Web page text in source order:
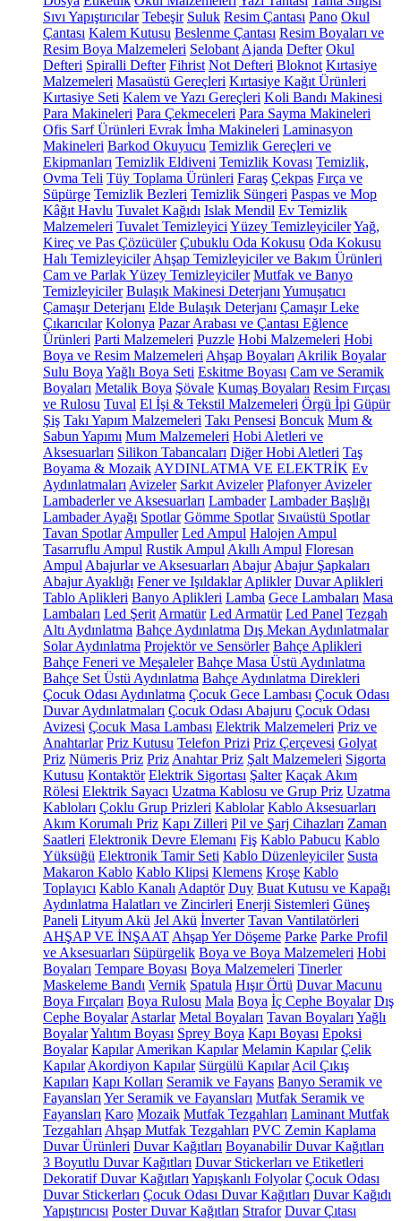
Sıvı Yapıştırıcılar Tebeşir Suluk Resim Çantası Pano Okul
Çantası Kalem Kutusu Beslenme Çantası Resim Boyaları ve
Resim Boya Malzemeleri Selobant Ajanda Defter Okul
Defteri Spiralli Defter Fihrist Not Defteri Bloknot Kırtasiye
Malzemeleri Masaüstü Gereçleri Kırtasiye Kağıt Ürünleri
Kırtasiye Seti Kalem ve Yazı Gereçleri Koli Bandı Makinesi
Para Makineleri Para Çekmeceleri Para Sayma Makineleri
Ofis Sarf Ürünleri Evrak İmha Makineleri Laminasyon
Makineleri Barkod Okuyucu Temizlik Gereçleri ve
Ekipmanları Temizlik Eldiveni Temizlik Kovası Temizlik,
Ovma Teli Tüy Toplama Ürünleri Faraş Çekpas Fırça ve
Süpürge Temizlik Bezleri Temizlik Süngeri Paspas ve Mop
Kâğıt Havlu Tuvalet Kağıdı Islak Mendil Ev Temizlik
Malzemeleri Tuvalet Temizleyici Yüzey TemizleyicilerYağ,
Kireç ve Pas Çözücüler Çubuklu Oda Kokusu Oda Kokusu
Halı Temizleyiciler Ahşap Temizleyiciler ve Bakım Ürünleri
Cam ve Parlak Yüzey Temizleyiciler Mutfak ve Banyo
Temizleyiciler Bulaşık Makinesi Deterjanı Yumuşatıcı
Çamaşır Deterjanı Elde Bulaşık Deterjanı Çamaşır Leke
Çıkarıcılar Kolonya Pazar Arabası ve Çantası Eğlence
Ürünleri Parti Malzemeleri Puzzle Hobi Malzemeleri Hobi
Boya ve Resim Malzemeleri Ahşap Boyaları Akrilik Boyalar
Sulu Boya Yağlı Boya Seti Eskitme Boyası Cam ve Seramik
Boyaları Metalik Boya Şövale Kumaş Boyaları Resim Fırçası
ve Rulosu Tuval El İşi & Tekstil Malzemeleri Örgü İpi Güpür
Şiş Takı Yapım Malzemeleri Takı Pensesi Boncuk Mum &
Sabun Yapımı Mum Malzemeleri Hobi Aletleri ve
Aksesuarları Silikon Tabancaları Diğer Hobi Aletleri Taş
Boyama & Mozaik AYDINLATMA VE ELEKTRİK Ev
Aydınlatmaları Avizeler Sarkıt Avizeler Plafonyer Avizeler
Lambaderler ve Aksesuarları Lambader Lambader Başlığı
Lambader Ayağı Spotlar Gömme Spotlar Sıvaüstü Spotlar
Tavan Spotlar Ampuller Led Ampul Halojen Ampul
Tasarruflu Ampul Rustik Ampul Akıllı Ampul Floresan
Ampul Abajurlar ve Aksesuarları Abajur Abajur Şapkaları
Abajur Ayaklığı Fener ve Işıldaklar Aplikler Duvar Aplikleri
Tablo Aplikleri Banyo Aplikleri Lamba Gece Lambaları Masa
Lambaları Led Şerit Armatür Led Armatür Led Panel Tezgah
Altı Aydınlatma Bahçe Aydınlatma Dış Mekan Aydınlatmalar
Solar Aydınlatma Projektör ve Sensörler Bahçe Aplikleri
Bahçe Feneri ve Meşaleler Bahçe Masa Üstü Aydınlatma
Bahçe Set Üstü Aydınlatma Bahçe Aydınlatma Direkleri
Çocuk Odası Aydınlatma Çocuk Gece Lambası Çocuk Odası
Duvar Aydınlatmaları Çocuk Odası Abajuru Çocuk Odası
Avizesi Çocuk Masa Lambası Elektrik Malzemeleri Priz ve
Anahtarlar Priz Kutusu Telefon Prizi Priz Çerçevesi Golyat
Priz Nümeris Priz Priz Anahtar Priz Şalt Malzemeleri Sigorta
Kutusu Kontaktör Elektrik Sigortası Şalter Kaçak Akım
Rölesi Elektrik Sayacı Uzatma Kablosu ve Grup Priz Uzatma
Kabloları Çoklu Grup Prizleri Kablolar Kablo Aksesuarları
Akım Korumalı Priz Kapı Zilleri Pil ve Şarj Cihazları Zaman
Saatleri Elektronik Devre Elemanı Fiş Kablo Pabucu Kablo
Yüksüğü Elektronik Tamir Seti Kablo Düzenleyiciler Susta
Makaron Kablo Kablo Klipsi Klemens Kroşe Kablo
Toplayıcı Kablo Kanalı Adaptör Duy Buat Kutusu ve Kapağı
Aydınlatma Halatları ve Zincirleri Enerji Sistemleri Güneş
Paneli Lityum Akü Jel Akü İnverter Tavan Vantilatörleri
AHŞAP VE İNŞAAT Ahşap Yer Döşeme Parke Parke Profil
ve Aksesuarları Süpürgelik Boya ve Boya Malzemeleri Hobi
Boyaları Tempare Boyası Boya Malzemeleri Tinerler
Maskeleme Bandı Vernik Spatula Hışır Örtü Duvar Macunu
Boya Fırçaları Boya Rulosu Mala Boya İç Cephe Boyalar Dış
Cephe Boyalar Astarlar Metal Boyaları Tavan Boyaları Yağlı
BoyalarYalıtım Boyası Sprey Boya Kapı Boyası Epoksi
Boyalar Kapılar Amerikan Kapılar Melamin Kapılar Çelik
Kapılar Akordiyon Kapılar Sürgülü Kapılar Acil Çıkış
Kapıları Kapı Kolları Seramik ve Fayans Banyo Seramik ve
Fayansları Yer Seramik ve Fayansları Mutfak Seramik ve
Fayansları Karo Mozaik Mutfak Tezgahları Laminant Mutfak
Tezgahları Ahşap Mutfak Tezgahları PVC Zemin Kaplama
Duvar Ürünleri Duvar Kağıtları Boyanabilir Duvar Kağıtları
3 Boyutlu Duvar Kağıtları Duvar Stickerları ve Etiketleri
Dekoratif Duvar Kağıtları Yapışkanlı Folyolar Çocuk Odası
Duvar Stickerları Çocuk Odası Duvar Kağıtları Duvar Kağıdı
Yapıştırıcısı Poster Duvar Kağıtları Strafor Duvar Çıtası